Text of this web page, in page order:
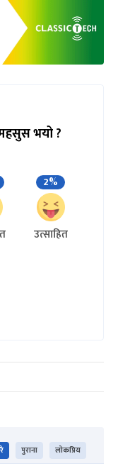
भयो ?
2%
उत्साहित
पुराना लोकप्रिय